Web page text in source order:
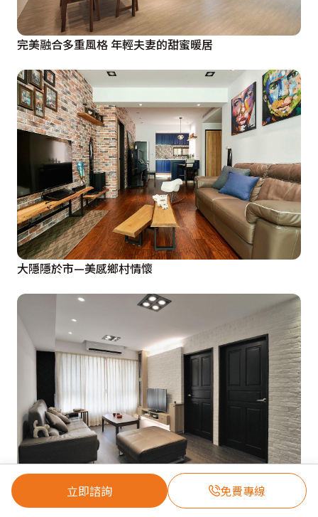
立即諮詢 免費專線
完美融合多重風格 年輕夫妻的甜蜜暖居
大隱隱於市—美感鄉村情懷
一百萬元價格線下 構築幸福溫暖家